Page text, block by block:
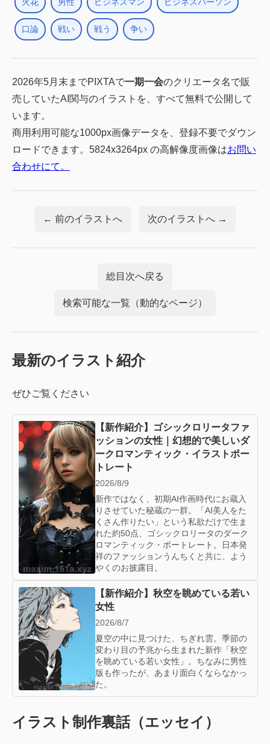
口論 戦い 戦う 争い
2026年5月末までPIXTAで一期一会のクリエータ名で販
売していたAI関与のイラストを、すべて無料で公開して
います。
商用利用可能な1000px画像データを、登録不要でダウン
ロードできます。5824x3264px の高解像度画像はお問い
合わせにて。
← 前のイラストへ 次のイラストへ →
総目次へ戻る
検索可能な一覧（動的なページ）
最新のイラスト紹介
ぜひご覧ください
【新作紹介】ゴシックロリータファ
ッションの女性｜幻想的で美しいダ
ークロマンティック・イラストポー
トレート
2026/8/9
新作ではなく、初期AI作画時代にお蔵入
りさせていた秘蔵の一群。「AI美人をた
くさん作りたい」という私欲だけで生ま
れた約50点、ゴシックロリータのダーク
ロマンティック・ポートレート。日本発
祥のファッションうんちくと共に、よう
やくのお披露目。
【新作紹介】秋空を眺めている若い
女性
2026/8/7
夏空の中に見つけた、ちぎれ雲。季節の
変わり目の予兆から生まれた新作「秋空
を眺めている若い女性」。ちなみに男性
版も作ったが、あまり面白くならなかっ
た。
イラスト制作裏話（エッセイ）